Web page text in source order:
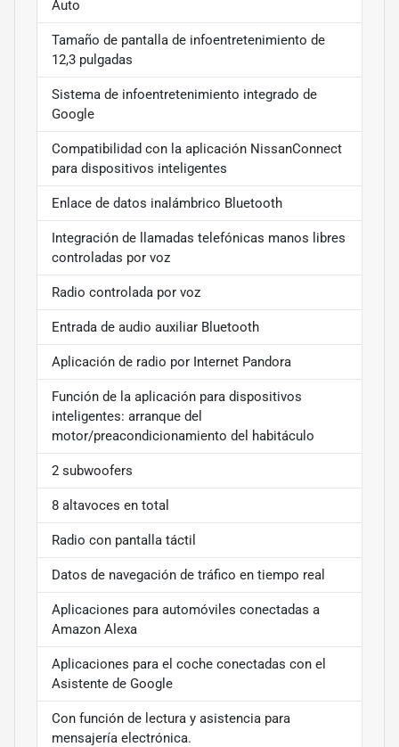
Auto
Tamaño de pantalla de infoentretenimiento de
12,3 pulgadas
Sistema de infoentretenimiento integrado de
Google
Compatibilidad con la aplicación NissanConnect
para dispositivos inteligentes
Enlace de datos inalámbrico Bluetooth
Integración de llamadas telefónicas manos libres
controladas por voz
Radio controlada por voz
Entrada de audio auxiliar Bluetooth
Aplicación de radio por Internet Pandora
Función de la aplicación para dispositivos
inteligentes: arranque del
motor/preacondicionamiento del habitáculo
2 subwoofers
8 altavoces en total
Radio con pantalla táctil
Datos de navegación de tráfico en tiempo real
Aplicaciones para automóviles conectadas a
Amazon Alexa
Aplicaciones para el coche conectadas con el
Asistente de Google
Con función de lectura y asistencia para
mensajería electrónica.